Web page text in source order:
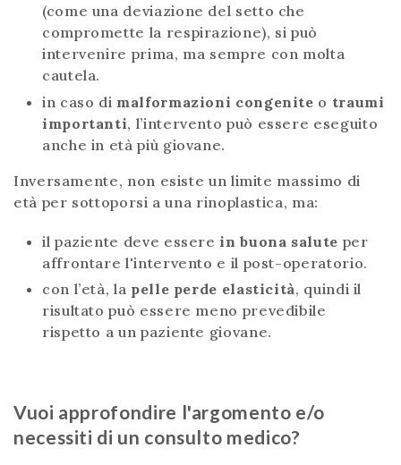
(come una deviazione del setto che
compromette la respirazione), si può
intervenire prima, ma sempre con molta
cautela.
in caso di malformazioni congenite o traumi
importanti, l’intervento può essere eseguito
anche in età più giovane.
Inversamente, non esiste un limite massimo di
età per sottoporsi a una rinoplastica, ma:
il paziente deve essere in buona salute per
affrontare l'intervento e il post-operatorio.
con l’età, la pelle perde elasticità, quindi il
risultato può essere meno prevedibile
rispetto a un paziente giovane.
Vuoi approfondire l'argomento e/o
necessiti di un consulto medico?